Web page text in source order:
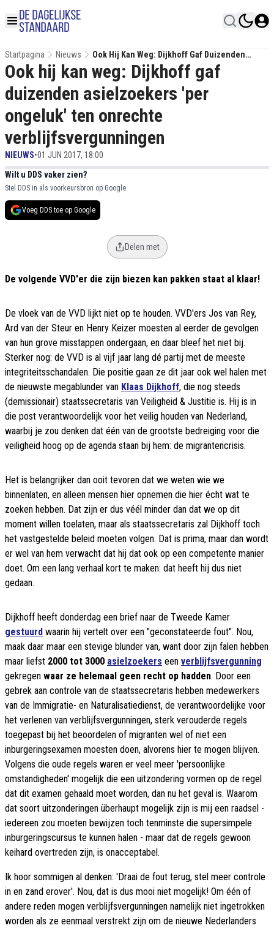
Startpagina Nieuws
Ook Hij Kan Weg: Dijkhoff Gaf Duizenden
Asielzoekers 'per Ongeluk' Ten Onrechte
Verblijfsvergunningen
Ook hij kan weg: Dijkhoff gaf
duizenden asielzoekers 'per
ongeluk' ten onrechte
verblijfsvergunningen
NIEUWS•01 JUN 2017, 18:00
Wilt u DDS vaker zien?
Stel DDS in als voorkeursbron op Google.
Voeg DDS toe op Google
Delen met
De volgende VVD'er die zijn biezen kan pakken staat al klaar!
De vloek van de VVD lijkt niet op te houden. VVD'ers Jos van Rey,
Ard van der Steur en Henry Keizer moesten al eerder de gevolgen
van hun grove misstappen ondergaan, en daar bleef het niet bij.
Sterker nog: de VVD is al vijf jaar lang dé partij met de meeste
integriteitsschandalen. Die positie gaan ze dit jaar ook wel halen met
de nieuwste megablunder van Klaas Dijkhoff, die nog steeds
(demissionair) staatssecretaris van Veiligheid & Justitie is. Hij is in
die post verantwoordelijk voor het veilig houden van Nederland,
waarbij je zou denken dat één van de grootste bedreiging voor die
veiligheid hoog op de agenda staan bij hem: de migrantencrisis.
Het is belangrijker dan ooit tevoren dat we weten wie we
binnenlaten, en alleen mensen hier opnemen die hier écht wat te
zoeken hebben. Dat zijn er dus véél minder dan dat we op dit
moment willen toelaten, maar als staatssecretaris zal Dijkhoff toch
het vastgestelde beleid moeten volgen. Dat is prima, maar dan wordt
er wel van hem verwacht dat hij dat ook op een competente manier
doet. Om een lang verhaal kort te maken: dat heeft hij dus niet
gedaan.
Dijkhoff heeft donderdag een brief naar de Tweede Kamer
gestuurd waarin hij vertelt over een "geconstateerde fout". Nou,
maak daar maar een stevige blunder van, want door zijn falen hebben
maar liefst 2000 tot 3000 asielzoekers een verblijfsvergunning
gekregen waar ze helemaal geen recht op hadden. Door een
gebrek aan controle van de staatssecretaris hebben medewerkers
van de Immigratie- en Naturalisatiedienst, de verantwoordelijke voor
het verlenen van verblijfsvergunningen, sterk verouderde regels
toegepast bij het beoordelen of migranten wel of niet een
inburgeringsexamen moesten doen, alvorens hier te mogen blijven.
Volgens die oude regels waren er veel meer 'persoonlijke
omstandigheden' mogelijk die een uitzondering vormen op de regel
dat dit examen gehaald moet worden, dan nu het geval is. Waarom
dat soort uitzonderingen überhaupt mogelijk zijn is mij een raadsel -
iedereen zou moeten bewijzen toch tenminste die supersimpele
inburgeringscursus te kunnen halen - maar dat de regels gewoon
keihard overtreden zijn, is onacceptabel.
Ik hoor sommigen al denken: 'Draai de fout terug, stel meer controle
in en zand erover'. Nou, dat is dus mooi niet mogelijk! Om één of
andere reden mogen verblijfsvergunningen namelijk niet ingetrokken
worden als ze eenmaal verstrekt zijn om de nieuwe Nederlanders